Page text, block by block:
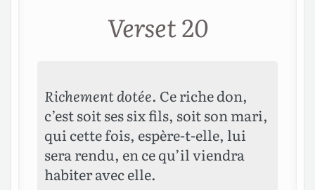
Verset 20
Richement dotée. Ce riche don,
c’est soit ses six fils, soit son mari,
qui cette fois, espère-t-elle, lui
sera rendu, en ce qu’il viendra
habiter avec elle.